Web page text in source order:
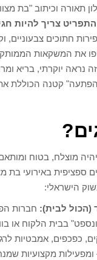
תאורה וכיתוב "בת
התפריט צריך להיות
חתוכים צבעוניים,
את המשקאות
נראה יוקרתי, בריא
קטנה הכוללת
?
מוצלח, בטוח
ספציפית באירועי בת
הישראלי:
(הכול לבית): חברות
בבית הלקוח או
כפכפים, אמבטיות
ומפעילות מקצועיות